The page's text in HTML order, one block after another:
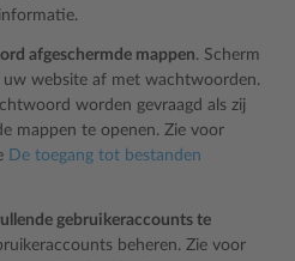
afgeschermde mappen. Scherm
website af met wachtwoorden.
worden gevraagd als zij
mappen te openen. Zie voor
De toegang tot bestanden
gebruikeraccounts te
beheren. Zie voor